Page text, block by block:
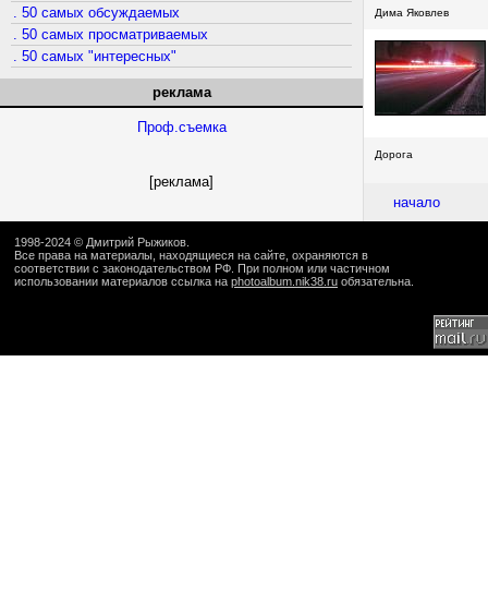
. 50 самых обсуждаемых
. 50 самых просматриваемых
. 50 самых "интересных"
реклама
Проф.съемка
[реклама]
Дима Яковлев
Дорога
начало
1998-2024 © Дмитрий Рыжиков
Все права на материалы, находящиеся на сайте, охраняются в
соответствии с законодательством РФ. При полном или частичном
использовании материалов ссылка на photoalbum.nik38.ru обязательна.